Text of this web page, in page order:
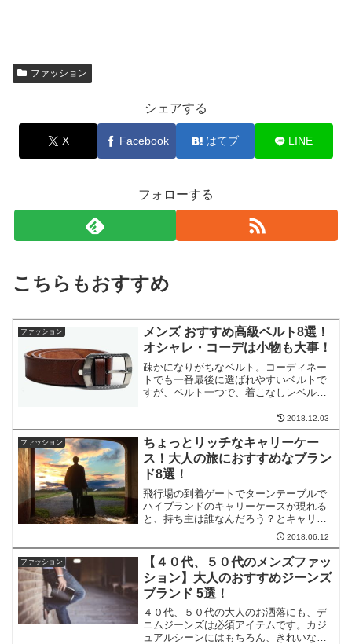
ファッション
シェアする
X Facebook はてブ LINE
フォローする
こちらもおすすめ
ファッション
メンズ おすすめ高級ベルト8選！
オシャレ・コーデは小物も大事！
疎かになりがちなベルト。コーディネー
トでも一番最後に選ばれやすいベルトで
すが、ベルト一つで、着こなしレベルが
るベルトが全体と合っていないと、せっ
かくのコーディネートが台無しになって
しまいます。そんな小物中...
2018.12.03
ファッション
ちょっとリッチなキャリーケー
ス！大人の旅におすすめなブラン
ド8選！
飛行場の到着ゲートでターンテーブルで
ハイブランドのキャリーケースが現れる
と、持ち主は誰なんだろう？とキャリー
ケースを持ち主がピックアップするまで
みんなの視線が集まります。そんな旅の
スタートから気分を上げてくれるちょっ
とリッチなキャリーケース...
2018.06.12
ファッション
【４０代、５０代のメンズファッ
ション】大人のおすすめジーンズ
ブランド 5選！
４０代、５０代の大人のお洒落にも、デ
ニムジーンズは必須アイテムです。カジ
ュアルシーンにはもちろん、きれいなジ